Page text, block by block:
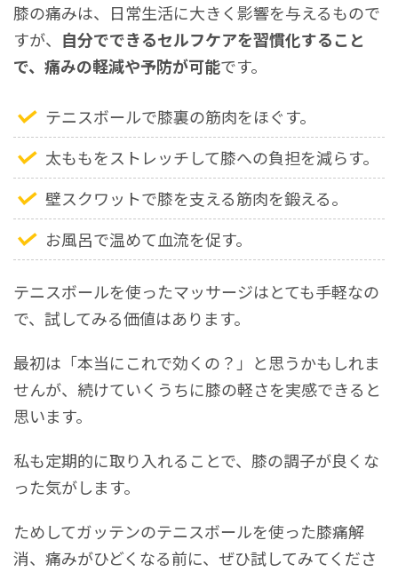
膝の痛みは、日常生活に大きく影響を与えるもので
すが、 自分でできるセルフケアを習慣化すること
で、痛みの軽減や予防が可能です。
テニスボールで膝裏の筋肉をほぐす。
太ももをストレッチして膝への負担を減らす。
壁スクワットで膝を支える筋肉を鍛える。
お風呂で温めて血流を促す。
テニスボールを使ったマッサージはとても手軽なの
で、試してみる価値はあります。
最初は「本当にこれで効くの？」と思うかもしれま
せんが、続けていくうちに膝の軽さを実感できると
思います。
私も定期的に取り入れることで、膝の調子が良くな
った気がします。
ためしてガッテンのテニスボールを使った膝痛解
消、痛みがひどくなる前に、ぜひ試してみてくださ